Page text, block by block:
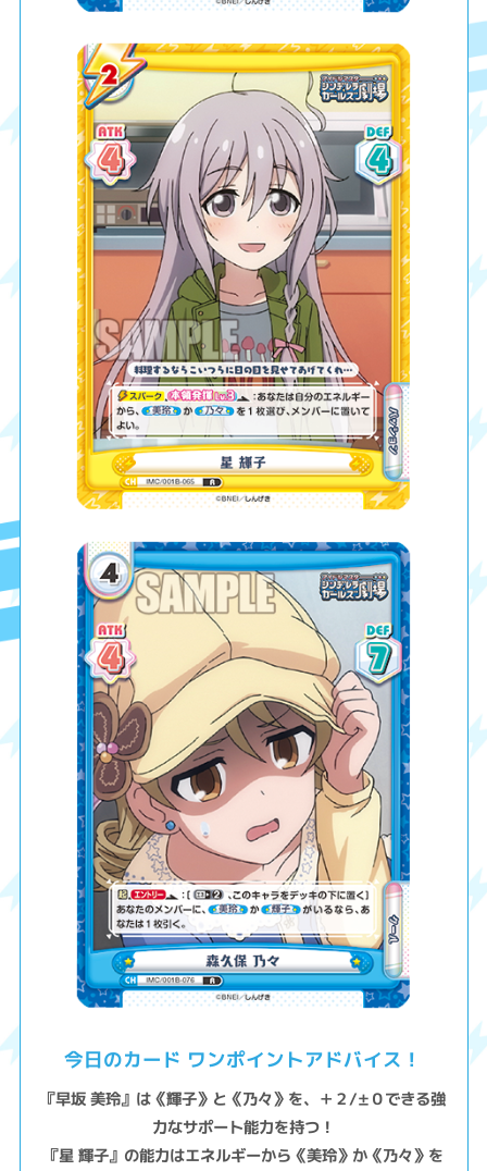
今日のカード ワンポイントアドバイス！
『早坂 美玲』は《輝子》と《乃々》を、＋２/±０できる強
力なサポート能力を持つ！
『星 輝子』の能力はエネルギーから《美玲》か《乃々》を